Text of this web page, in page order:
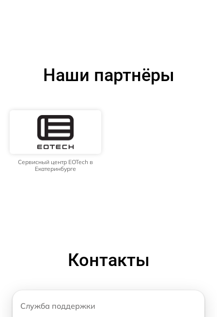
Наши партнёры
Сервисный центр EOTech в
Екатеринбурге
Контакты
Служба поддержки